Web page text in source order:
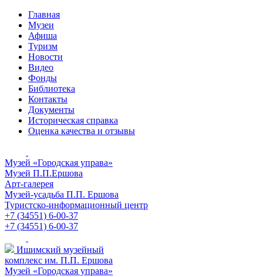
Главная
Музеи
Афиша
Туризм
Новости
Видео
Фонды
Библиотека
Контакты
Документы
Историческая справка
Оценка качества и отзывы
Музей «Городская управа»
Музей П.П.Ершова
Арт-галерея
Музей-усадьба П.П. Ершова
Туристско-информационный центр
+7 (34551) 6-00-37
+7 (34551) 6-00-37
Ишимский музейный
комплекс им. П.П. Ершова
Музей «Городская управа»